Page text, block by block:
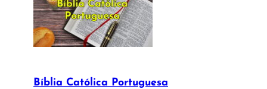
Bíblia Católica Portuguesa